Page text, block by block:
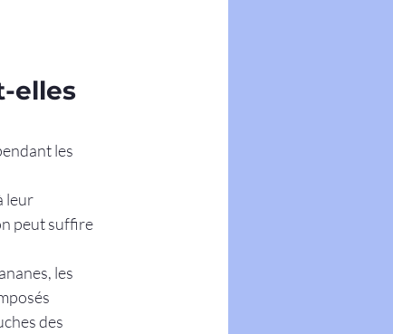
elles
les
leur
peut suffire
les
des